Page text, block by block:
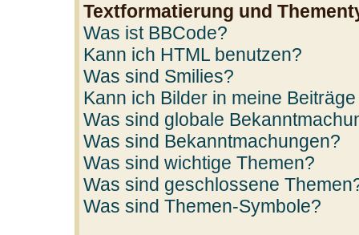
Textformatierung und
Was ist BBCode?
Kann ich HTML benutzen?
Was sind Smilies?
Kann ich Bilder in meine
Was sind globale
Was sind Bekanntmachungen?
Was sind wichtige Themen?
Was sind geschlossene
Was sind Themen-Symbole?